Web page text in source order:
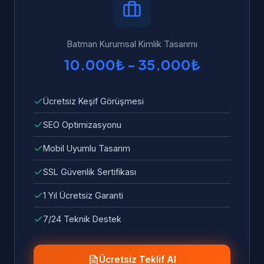
ve sorunlar ücretsiz olarak giderilir.
Batman Kurumsal Kimlik Tasarımı
10.000₺ - 35.000₺
Ücretsiz Keşif Görüşmesi
SEO Optimizasyonu
Mobil Uyumlu Tasarım
SSL Güvenlik Sertifikası
1 Yıl Ücretsiz Garanti
7/24 Teknik Destek
Ücretsiz Teklif Al